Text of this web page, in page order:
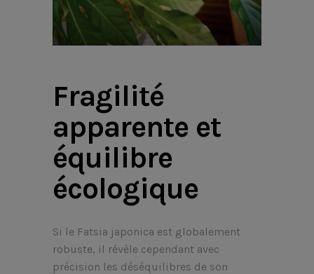
Fragilité
apparente et
équilibre
écologique
Si le Fatsia japonica est globalement
robuste, il révèle cependant avec
précision les déséquilibres de son